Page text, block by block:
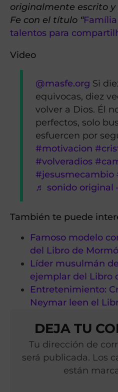
originalmente escrito
Fe con el título “
talentos para
Video
@masfe.org Si
equivocas, diez
volver a Dios. Él
perfectos, solo
esfuercen por
#motivacion
#volveradios
#jesusmecambio
♬ sonido original
También te puede
Famoso modelo
del Libro de
Líder musulmán
ejemplar del Libro
Entretenimiento:
Neymar leen el
DEJA TU
Tu dirección de
será publicada. Los
están